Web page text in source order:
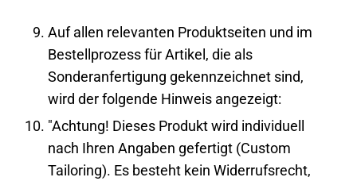
Auf allen relevanten Produktseiten und im
Bestellprozess für Artikel, die als
Sonderanfertigung gekennzeichnet sind,
wird der folgende Hinweis angezeigt:
"Achtung! Dieses Produkt wird individuell
nach Ihren Angaben gefertigt (Custom
Tailoring). Es besteht kein Widerrufsrecht,